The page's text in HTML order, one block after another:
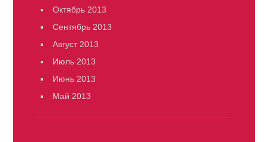
Октябрь 2013
Сентябрь 2013
Август 2013
Июль 2013
Июнь 2013
Май 2013